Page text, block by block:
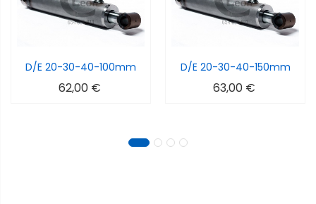
D/E 20-30-40-100mm
62,00 €
D/E 20-30-40-150mm
63,00 €